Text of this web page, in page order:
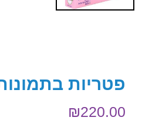
פטריות
₪220.00